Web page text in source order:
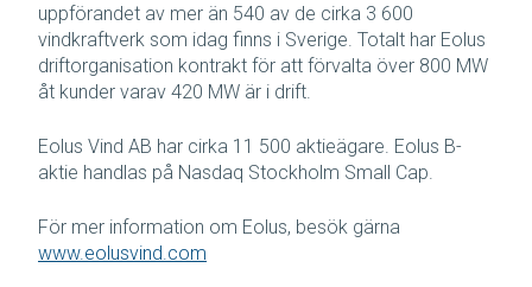
uppförandet av mer än 540 av de cirka 3 600
vindkraftverk som idag finns i Sverige. Totalt har Eolus
driftorganisation kontrakt för att förvalta över 800 MW
åt kunder varav 420 MW är i drift.
Eolus Vind AB har cirka 11 500 aktieägare. Eolus B-
aktie handlas på Nasdaq Stockholm Small Cap.
För mer information om Eolus, besök gärna
www.eolusvind.com